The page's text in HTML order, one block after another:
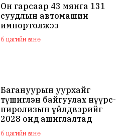
Он гарсаар 43 мянга 131
суудлын автомашин
импортолжээ
6 цагийн өмнө
Багануурын уурхайг
түшиглэн байгуулах нүүрс-
пиролизын үйлдвэрийг
2028 онд ашиглалтад
оруулна
6 цагийн өмнө